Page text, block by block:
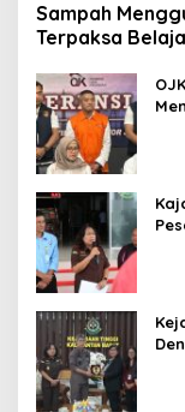
Sampah
Terpaksa